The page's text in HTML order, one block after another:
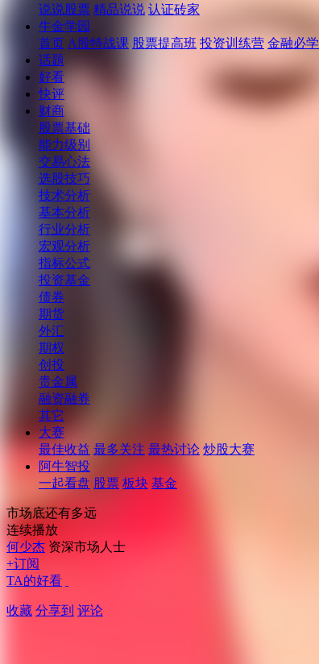
说说股票 精品说说 认证砖家
牛金学园
首页 A股特战课 股票提高班 投资训练营 金融必学
话题
好看
快评
财商
股票基础
能力级别
交易心法
选股技巧
技术分析
基本分析
行业分析
宏观分析
指标公式
投资基金
债券
期货
外汇
期权
创投
贵金属
融资融券
其它
大赛
最佳收益 最多关注 最热讨论 炒股大赛
阿牛智投
一起看盘 股票 板块 基金
市场底还有多远
连续播放
何少杰 资深市场人士
+订阅
TA的好看
收藏 分享到 评论